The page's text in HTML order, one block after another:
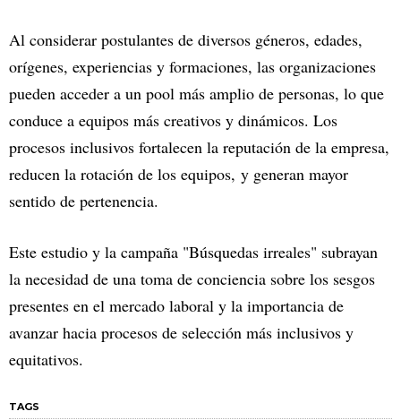
Al considerar postulantes de diversos géneros, edades,
orígenes, experiencias y formaciones, las organizaciones
pueden acceder a un pool más amplio de personas, lo que
conduce a equipos más creativos y dinámicos. Los
procesos inclusivos fortalecen la reputación de la empresa,
reducen la rotación de los equipos, y generan mayor
sentido de pertenencia.
Este estudio y la campaña "Búsquedas irreales" subrayan
la necesidad de una toma de conciencia sobre los sesgos
presentes en el mercado laboral y la importancia de
avanzar hacia procesos de selección más inclusivos y
equitativos.
TAGS